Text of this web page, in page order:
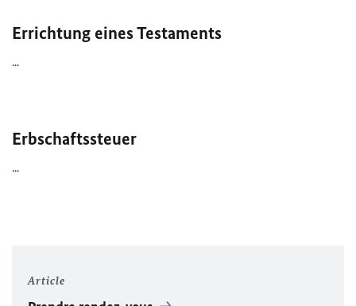
Errichtung eines Testaments
...
Erbschaftssteuer
...
Article